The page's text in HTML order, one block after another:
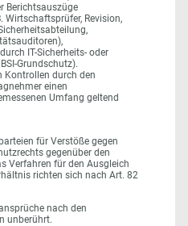
Berichtsauszüge
Wirtschaftsprüfer, Revision,
IT-Sicherheits- oder
Grundschutz).
Kontrollen durch den
einen
Umfang geltend
für Verstöße gegen
gegenüber den
Verfahren für den Ausgleich
richten sich nach Art. 82
nach den
unberührt.